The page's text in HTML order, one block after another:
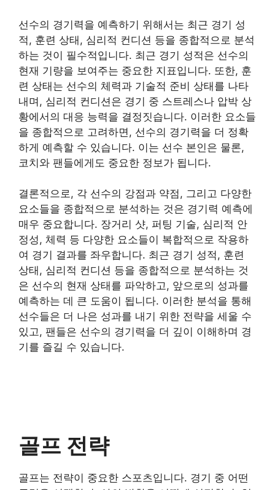
선수의 경기력을 예측하기 위해서는 최근 경기 성
적, 훈련 상태, 심리적 컨디션 등을 종합적으로 분석
하는 것이 필수적입니다. 최근 경기 성적은 선수의
현재 기량을 보여주는 중요한 지표입니다. 또한, 훈
련 상태는 선수의 체력과 기술적 준비 상태를 나타
내며, 심리적 컨디션은 경기 중 스트레스나 압박 상
황에서의 대응 능력을 결정짓습니다. 이러한 요소들
을 종합적으로 고려하면, 선수의 경기력을 더 정확
하게 예측할 수 있습니다. 이는 선수 본인은 물론,
코치와 팬들에게도 중요한 정보가 됩니다.
결론적으로, 각 선수의 강점과 약점, 그리고 다양한
요소들을 종합적으로 분석하는 것은 경기력 예측에
매우 중요합니다. 장거리 샷, 퍼팅 기술, 심리적 안
정성, 체력 등 다양한 요소들이 복합적으로 작용하
여 경기 결과를 좌우합니다. 최근 경기 성적, 훈련
상태, 심리적 컨디션 등을 종합적으로 분석하는 것
은 선수의 현재 상태를 파악하고, 앞으로의 성과를
예측하는 데 큰 도움이 됩니다. 이러한 분석을 통해
선수들은 더 나은 성과를 내기 위한 전략을 세울 수
있고, 팬들은 선수의 경기력을 더 깊이 이해하며 경
기를 즐길 수 있습니다.
골프 전략
골프는 전략이 중요한 스포츠입니다. 경기 중 어떤